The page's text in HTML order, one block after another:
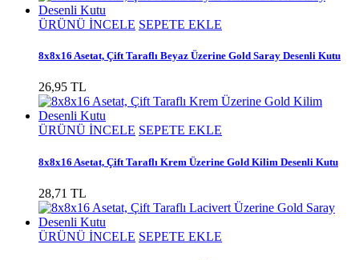
ÜRÜNÜ İNCELE SEPETE EKLE
8x8x16 Asetat, Çift Taraflı Beyaz Üzerine Gold Saray Desenli Kutu
26,95 TL
ÜRÜNÜ İNCELE SEPETE EKLE
8x8x16 Asetat, Çift Taraflı Krem Üzerine Gold Kilim Desenli Kutu
28,71 TL
ÜRÜNÜ İNCELE SEPETE EKLE